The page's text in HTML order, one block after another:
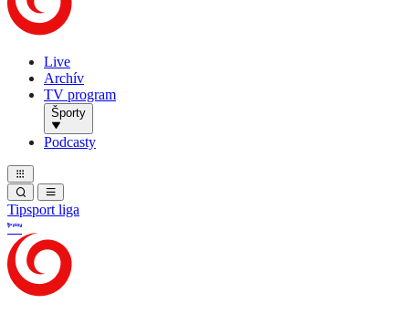
Live
Archív
TV program
Športy
Podcasty
Tipsport liga